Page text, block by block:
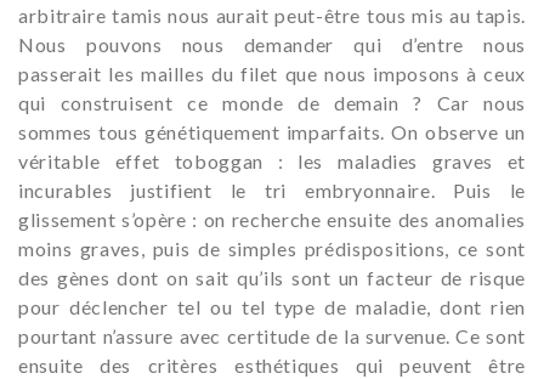
arbitraire tamis nous aurait peut-être tous mis au tapis.
Nous pouvons nous demander qui d’entre nous
passerait les mailles du filet que nous imposons à ceux
qui construisent ce monde de demain ? Car nous
sommes tous génétiquement imparfaits. On observe un
véritable effet toboggan : les maladies graves et
incurables justifient le tri embryonnaire. Puis le
glissement s’opère : on recherche ensuite des anomalies
moins graves, puis de simples prédispositions, ce sont
des gènes dont on sait qu’ils sont un facteur de risque
pour déclencher tel ou tel type de maladie, dont rien
pourtant n’assure avec certitude de la survenue. Ce sont
ensuite des critères esthétiques qui peuvent être